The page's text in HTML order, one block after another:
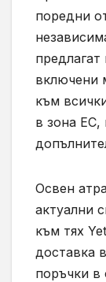
поредни
предлагат
включени
към
в зона ЕС,
Освен
актуални
към тях
доставка
поръчки в